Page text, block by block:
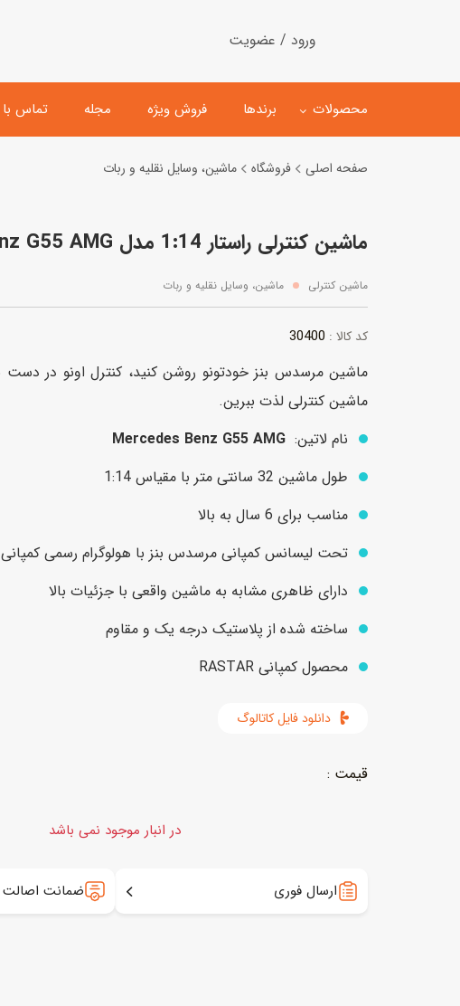
ورود / عضویت
محصولات
اسباب‌بازی‌ ساختنی
اسباب‌بازی‌ مگنتی
ماشین مدل و کلکسیونی
ماشین اسباب بازی
هلیکوپتر و هواپیما
عروسک
خانه و لوازم عروسک
لوازم گریم و آرایش کودک
اکشن فیگور و شخصیت
برندها فروش ویژه مجله تماس با
صفحه اصلی فروشگاه ماشین، وسایل نقلیه و ربات
ماشین کنترلی راستار 1:14 مدل Mercedes Benz G55 AMG
ماشین کنترلی ماشین، وسایل نقلیه و ربات
کد کالا : 30400
ماشین مرسدس بنز خودتونو روشن کنید، کنترل اونو در دست
ماشین کنترلی لذت ببرین.
نام لاتین: Mercedes Benz G55 AMG
طول ماشین 32 سانتی متر با مقیاس 1:14
مناسب برای 6 سال به بالا
تحت لیسانس کمپانی مرسدس بنز با هولوگرام رسمی کمپانی
دارای ظاهری مشابه به ماشین واقعی با جزئیات بالا
ساخته شده از پلاستیک درجه یک و مقاوم
محصول کمپانی RASTAR
دانلود فایل کاتالوگ
در انبار موجود نمی باشد
ارسال فوری ضمانت اصالت